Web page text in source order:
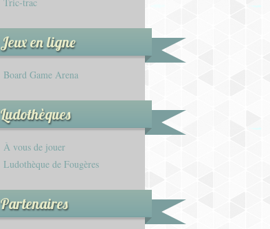
Jeux en ligne
Board Game Arena
Ludothèques
À vous de jouer
Ludothèque de Fougères
Partenaires